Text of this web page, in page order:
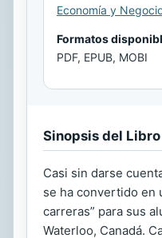
Economía y
Formatos
PDF, EPUB, MOBI
Sinopsis del Libro
Casi sin darse
se ha convertido en
carreras” para sus
Waterloo, Canadá.